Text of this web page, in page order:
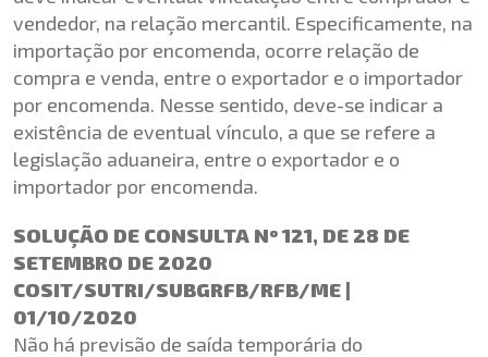
vendedor, na relação mercantil. Especificamente, na
importação por encomenda, ocorre relação de
compra e venda, entre o exportador e o importador
por encomenda. Nesse sentido, deve-se indicar a
existência de eventual vínculo, a que se refere a
legislação aduaneira, entre o exportador e o
importador por encomenda.
SOLUÇÃO DE CONSULTA Nº 121, DE 28 DE
SETEMBRO DE 2020
COSIT/SUTRI/SUBGRFB/RFB/ME |
01/10/2020
Não há previsão de saída temporária do